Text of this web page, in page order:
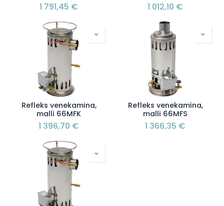
1 791,45 € 1 012,10 €
Refleks venekamina,
malli 66MFK
1 396,70 €
Refleks venekamina,
malli 66MFS
1 366,35 €